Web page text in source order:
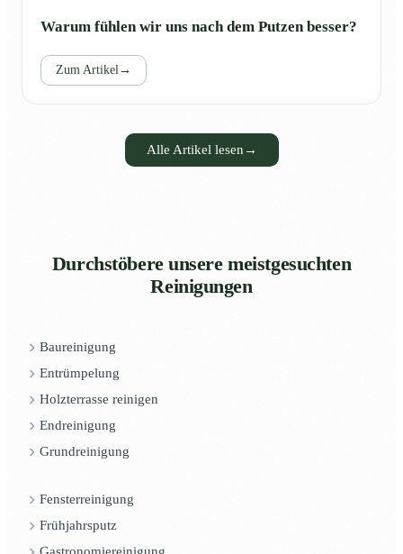
Warum fühlen wir uns nach dem Putzen besser?
Zum Artikel→
Alle Artikel lesen →
Durchstöbere unsere meistgesuchten
Reinigungen
Baureinigung
Entrümpelung
Holzterrasse reinigen
Endreinigung
Grundreinigung
Fensterreinigung
Frühjahrsputz